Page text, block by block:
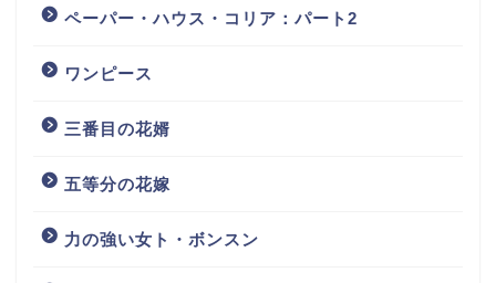
ペーパー・ハウス・コリア：パート2
ワンピース
三番目の花婿
五等分の花嫁
力の強い女ト・ボンスン